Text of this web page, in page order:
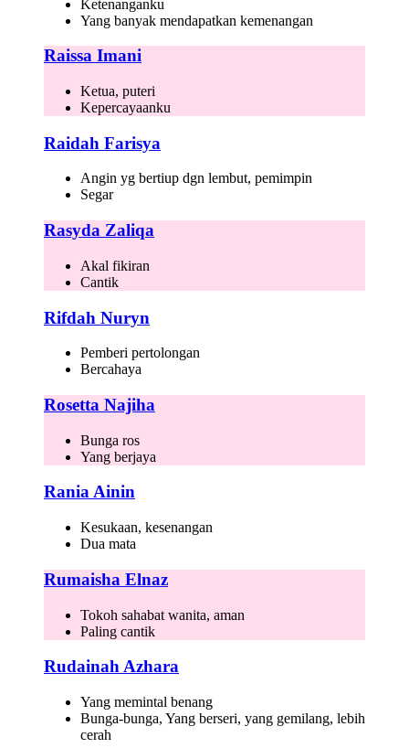
Ketenanganku
Yang banyak mendapatkan kemenangan
Raissa Imani
Ketua, puteri
Kepercayaanku
Raidah Farisya
Angin yg bertiup dgn lembut, pemimpin
Segar
Rasyda Zaliqa
Akal fikiran
Cantik
Rifdah Nuryn
Pemberi pertolongan
Bercahaya
Rosetta Najiha
Bunga ros
Yang berjaya
Rania Ainin
Kesukaan, kesenangan
Dua mata
Rumaisha Elnaz
Tokoh sahabat wanita, aman
Paling cantik
Rudainah Azhara
Yang memintal benang
Bunga-bunga, Yang berseri, yang gemilang, lebih
cerah